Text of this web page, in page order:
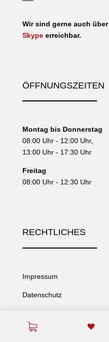
Wir sind gerne auch über
Skypeerreichbar.
ÖFFNUNGSZEITEN
Montag bis Donnerstag
08:00 Uhr - 12:00 Uhr,
13:00 Uhr - 17:30 Uhr
Freitag
08:00 Uhr - 12:30 Uhr
RECHTLICHES
Impressum
Datenschutz
www.wko.at/stmk/maschinen